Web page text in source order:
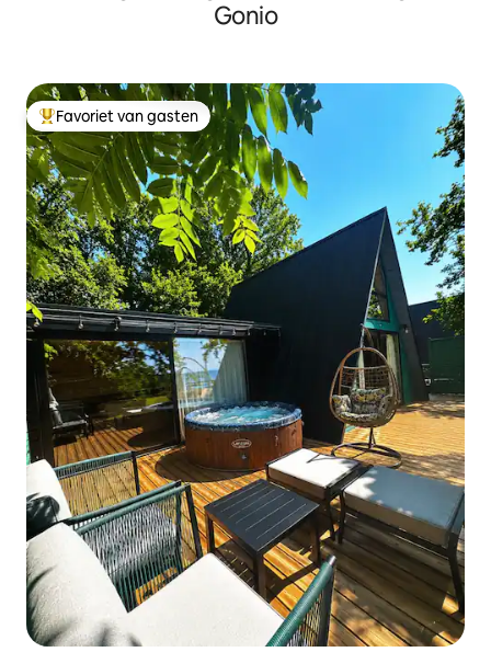
Gonio
Topfavoriet van gasten
Favoriet van gasten